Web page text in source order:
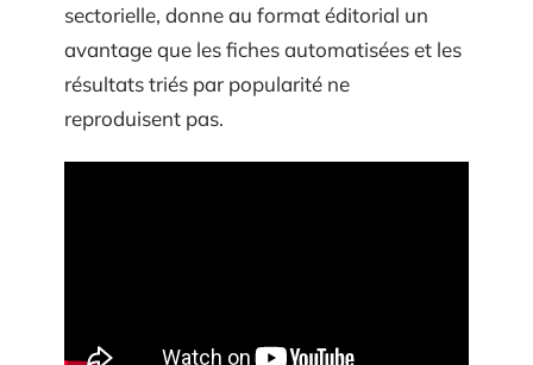
sectorielle, donne au format éditorial un
avantage que les fiches automatisées et les
résultats triés par popularité ne
reproduisent pas.